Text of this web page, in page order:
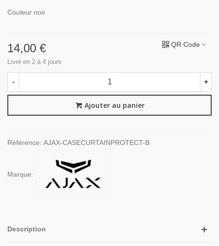
Couleur noir
14,00 €
Livré en 2 à 4 jours
QR Code
- +
Ajouter au panier
Référence: AJAX-CASECURTAINPROTECT-B
Marque:
Description